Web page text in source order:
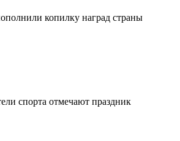
копилку наград страны
спорта отмечают праздник